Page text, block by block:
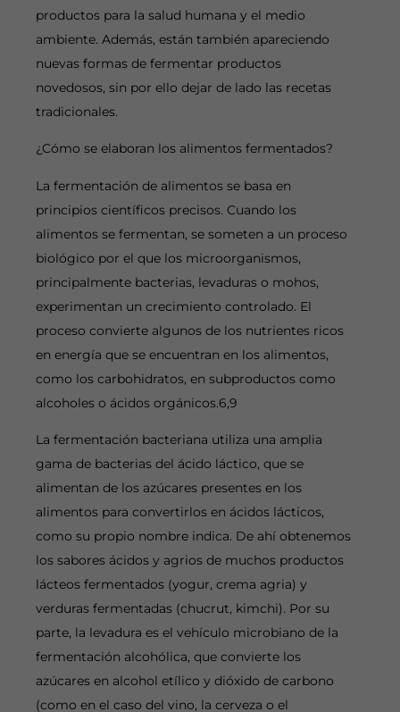
productos para la salud humana y el medio
ambiente. Además, están también apareciendo
nuevas formas de fermentar productos
novedosos, sin por ello dejar de lado las recetas
tradicionales.
¿Cómo se elaboran los alimentos fermentados?
La fermentación de alimentos se basa en
principios científicos precisos. Cuando los
alimentos se fermentan, se someten a un proceso
biológico por el que los microorganismos,
principalmente bacterias, levaduras o mohos,
experimentan un crecimiento controlado. El
proceso convierte algunos de los nutrientes ricos
en energía que se encuentran en los alimentos,
como los carbohidratos, en subproductos como
alcoholes o ácidos orgánicos.6,9
La fermentación bacteriana utiliza una amplia
gama de bacterias del ácido láctico, que se
alimentan de los azúcares presentes en los
alimentos para convertirlos en ácidos lácticos,
como su propio nombre indica. De ahí obtenemos
los sabores ácidos y agrios de muchos productos
lácteos fermentados (yogur, crema agria) y
verduras fermentadas (chucrut, kimchi). Por su
parte, la levadura es el vehículo microbiano de la
fermentación alcohólica, que convierte los
azúcares en alcohol etílico y dióxido de carbono
(como en el caso del vino, la cerveza o el